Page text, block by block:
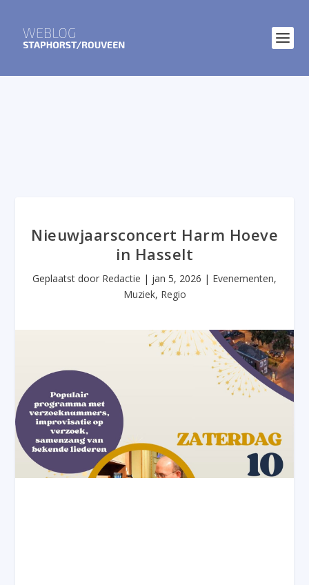
Nieuwjaarsconcert Harm Hoeve
in Hasselt
Geplaatst door Redactie | jan 5, 2026 | Evenementen,
Muziek, Regio